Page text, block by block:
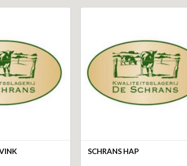
SCHRANS HAP